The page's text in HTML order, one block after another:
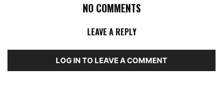
NO COMMENTS
LEAVE A REPLY
LOG IN TO LEAVE A COMMENT